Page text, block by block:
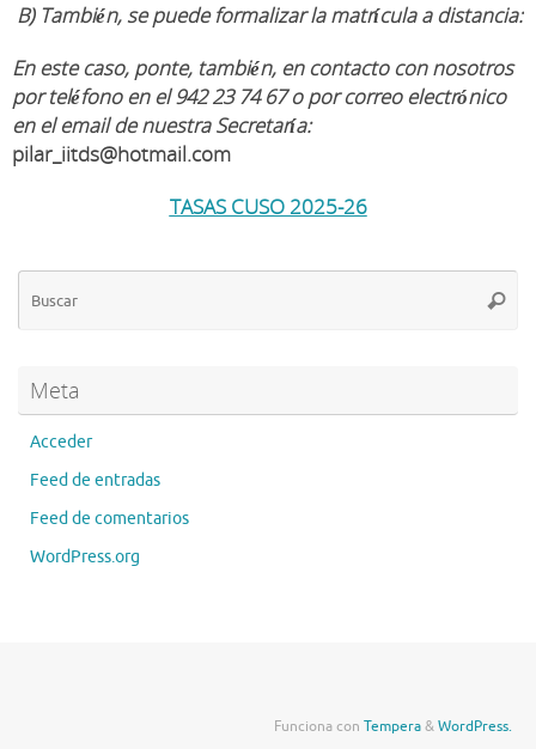
B) También, se puede formalizar la matrícula a distancia:
En este caso, ponte, también, en contacto con nosotros
por teléfono en el 942 23 74 67 o por correo electrónico
en el email de nuestra Secretaría:
pilar_iitds@hotmail.com
TASAS CUSO 2025-26
Meta
Acceder
Feed de entradas
Feed de comentarios
WordPress.org
Funciona con Tempera&WordPress.